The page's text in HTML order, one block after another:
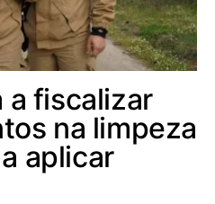
a fiscalizar
na limpeza
aplicar